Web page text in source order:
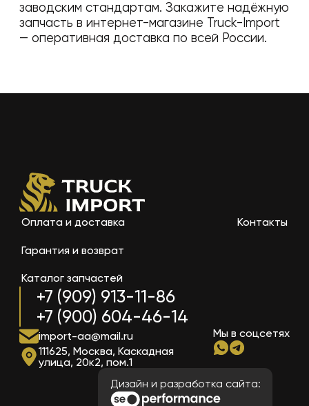
заводским стандартам. Закажите надёжную
запчасть в интернет-магазине Truck-Import
— оперативная доставка по всей России.
+7 (909) 913-11-86
+7 (900) 604-46-14
Оплата и доставка
Гарантия и возврат
Каталог запчастей
Контакты
import-aa@mail.ru
111625, Москва, Каскадная
улица, 20к2, пом.1
Мы в соцсетях
Дизайн и разработка сайта: